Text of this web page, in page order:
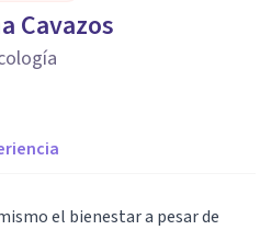
Cavazos
el bienestar a pesar de